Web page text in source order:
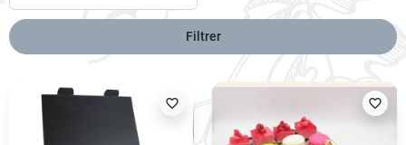
Filtrer
favorite_border favorite_border